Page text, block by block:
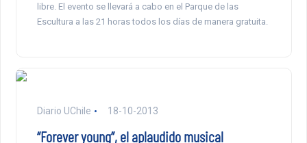
libre. El evento se llevará a cabo en el Parque de las
Escultura a las 21 horas todos los días de manera gratuita.
Diario UChile 18-10-2013
“Forever young”, el aplaudido musical